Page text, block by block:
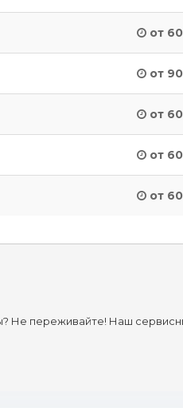
от 60
от 90
от 60
от 60
от 60
Не переживайте! Наш